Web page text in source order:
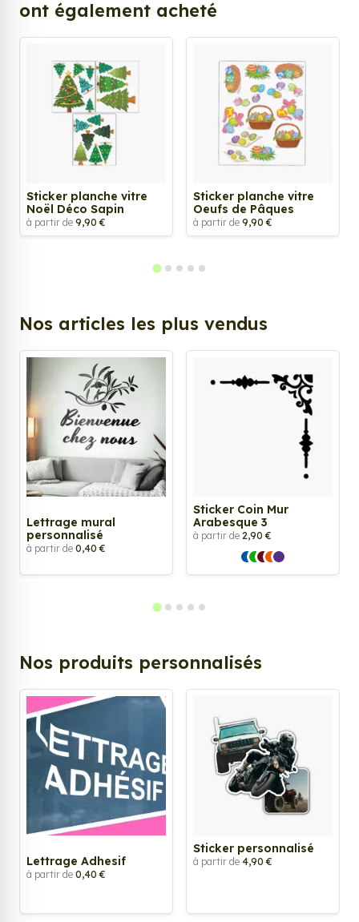
ont également acheté
Sticker planche vitre
Noël Déco Sapin
à partir de 9,90 €
Sticker planche vitre
Oeufs de Pâques
à partir de 9,90 €
Nos articles les plus vendus
Lettrage mural
personnalisé
à partir de 0,40 €
Sticker Coin Mur
Arabesque 3
à partir de 2,90 €
Nos produits personnalisés
Lettrage Adhesif
à partir de 0,40 €
Sticker personnalisé
à partir de 4,90 €